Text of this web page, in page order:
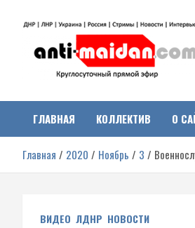
Антимайдан:
Гражданская
Украине
о гражданской войне на Украине,
ДНР, ЛНР и других регионах.
ГЛАВНАЯ КОЛЛЕКТИВ О
Главная 2020 Ноябрь 3
ВИДЕО ЛДНР НОВОСТИ